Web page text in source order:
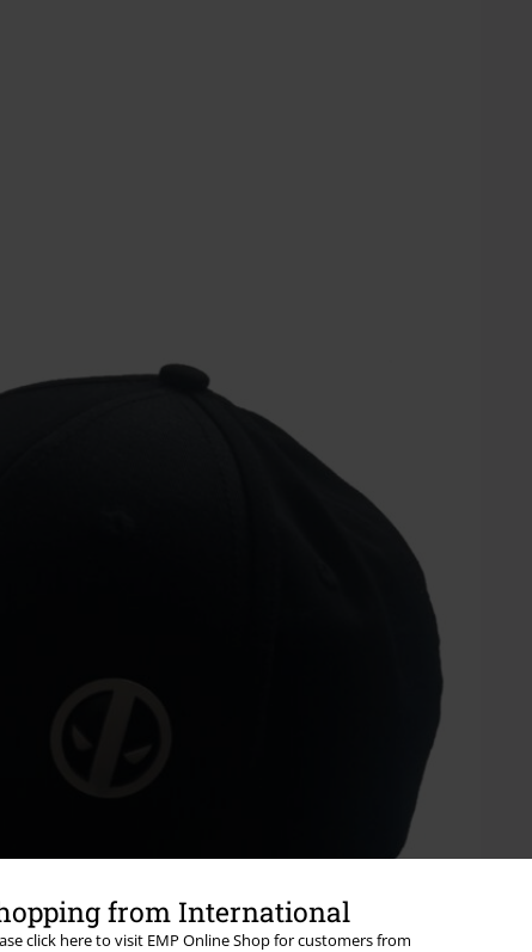
from International
click here to visit EMP Online Shop for customers from